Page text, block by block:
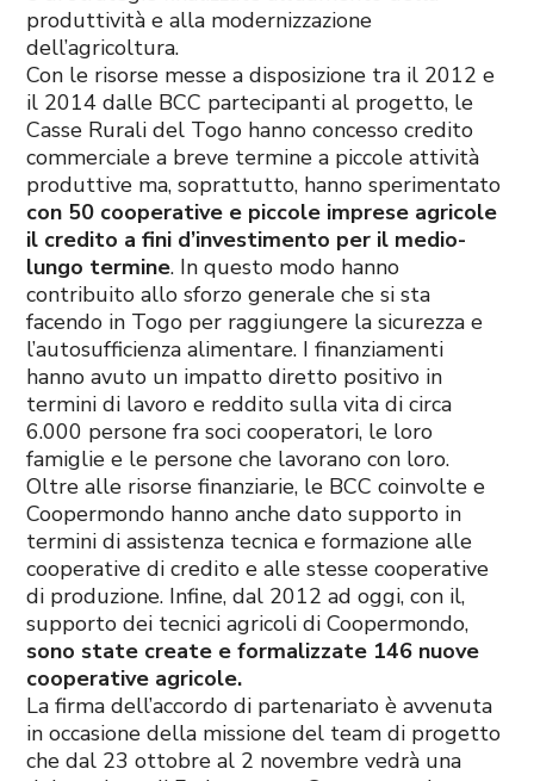
produttività e alla modernizzazione
dell’agricoltura.
Con le risorse messe a disposizione tra il 2012 e
il 2014 dalle BCC partecipanti al progetto, le
Casse Rurali del Togo hanno concesso credito
commerciale a breve termine a piccole attività
produttive ma, soprattutto, hanno sperimentato
con 50 cooperative e piccole imprese agricole
il credito a fini d’investimento per il medio-
lungo termine. In questo modo hanno
contribuito allo sforzo generale che si sta
facendo in Togo per raggiungere la sicurezza e
l’autosufficienza alimentare. I finanziamenti
hanno avuto un impatto diretto positivo in
termini di lavoro e reddito sulla vita di circa
6.000 persone fra soci cooperatori, le loro
famiglie e le persone che lavorano con loro.
Oltre alle risorse finanziarie, le BCC coinvolte e
Coopermondo hanno anche dato supporto in
termini di assistenza tecnica e formazione alle
cooperative di credito e alle stesse cooperative
di produzione. Infine, dal 2012 ad oggi, con il,
supporto dei tecnici agricoli di Coopermondo,
sono state create e formalizzate 146 nuove
cooperative agricole.
La firma dell’accordo di partenariato è avvenuta
in occasione della missione del team di progetto
che dal 23 ottobre al 2 novembre vedrà una